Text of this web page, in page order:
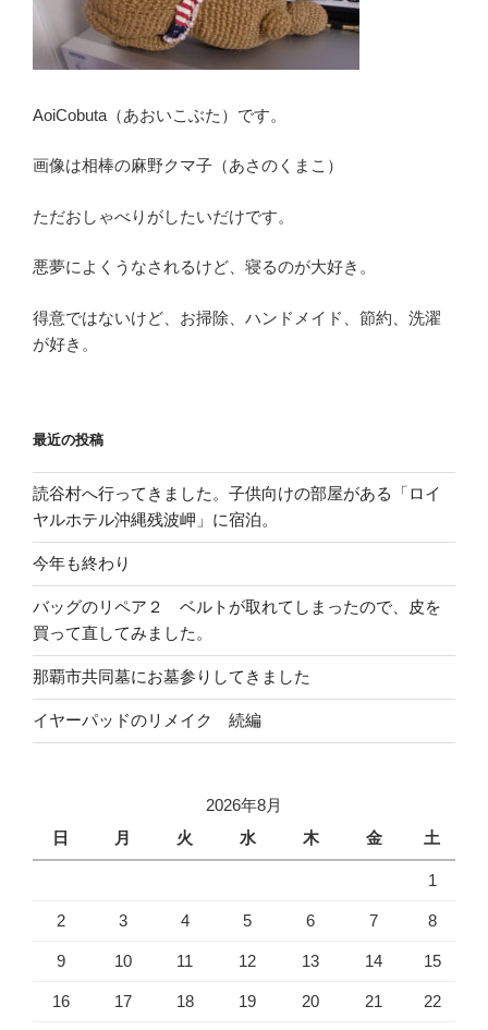
AoiCobuta（あおいこぶた）です。
画像は相棒の麻野クマ子（あさのくまこ）
ただおしゃべりがしたいだけです。
悪夢によくうなされるけど、寝るのが大好き。
得意ではないけど、お掃除、ハンドメイド、節約、洗濯
が好き。
最近の投稿
読谷村へ行ってきました。子供向けの部屋がある「ロイ
ヤルホテル沖縄残波岬」に宿泊。
今年も終わり
バッグのリペア２ ベルトが取れてしまったので、皮を
買って直してみました。
那覇市共同墓にお墓参りしてきました
イヤーパッドのリメイク 続編
2026年8月
日
月 火 水 木 金 土
1
2 3 4 5 6 7 8
9 10 11 12 13 14 15
16 17 18 19 20 21 22